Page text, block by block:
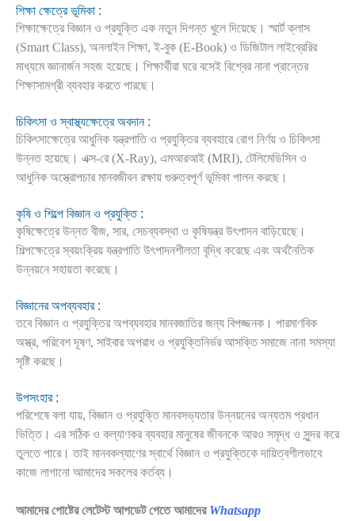
শিক্ষা ক্ষেত্রে ভূমিকা :
শিক্ষাক্ষেত্রে বিজ্ঞান ও প্রযুক্তি এক নতুন দিগন্ত খুলে দিয়েছে। স্মার্ট ক্লাস
(Smart Class), অনলাইন শিক্ষা, ই-বুক (E-Book) ও ডিজিটাল লাইব্রেরির
মাধ্যমে জ্ঞানার্জন সহজ হয়েছে। শিক্ষার্থীরা ঘরে বসেই বিশ্বের নানা প্রান্তের
শিক্ষাসামগ্রী ব্যবহার করতে পারছে।
চিকিৎসা ও স্বাস্থ্যক্ষেত্রে অবদান :
চিকিৎসাক্ষেত্রে আধুনিক যন্ত্রপাতি ও প্রযুক্তির ব্যবহারে রোগ নির্ণয় ও চিকিৎসা
উন্নত হয়েছে। এক্স-রে (X-Ray), এমআরআই (MRI), টেলিমেডিসিন ও
আধুনিক অস্ত্রোপচার মানবজীবন রক্ষায় গুরুত্বপূর্ণ ভূমিকা পালন করছে।
কৃষি ও শিল্পে বিজ্ঞান ও প্রযুক্তি :
কৃষিক্ষেত্রে উন্নত বীজ, সার, সেচব্যবস্থা ও কৃষিযন্ত্র উৎপাদন বাড়িয়েছে।
শিল্পক্ষেত্রে স্বয়ংক্রিয় যন্ত্রপাতি উৎপাদনশীলতা বৃদ্ধি করেছে এবং অর্থনৈতিক
উন্নয়নে সহায়তা করেছে।
বিজ্ঞানের অপব্যবহার :
তবে বিজ্ঞান ও প্রযুক্তির অপব্যবহার মানবজাতির জন্য বিপজ্জনক। পারমাণবিক
অস্ত্র, পরিবেশ দূষণ, সাইবার অপরাধ ও প্রযুক্তিনির্ভর আসক্তি সমাজে নানা সমস্যা
সৃষ্টি করছে।
উপসংহার :
পরিশেষে বলা যায়, বিজ্ঞান ও প্রযুক্তি মানবসভ্যতার উন্নয়নের অন্যতম প্রধান
ভিত্তি। এর সঠিক ও কল্যাণকর ব্যবহার মানুষের জীবনকে আরও সমৃদ্ধ ও সুন্দর করে
তুলতে পারে। তাই মানবকল্যাণের স্বার্থে বিজ্ঞান ও প্রযুক্তিকে দায়িত্বশীলভাবে
কাজে লাগানো আমাদের সকলের কর্তব্য।
আমাদের পোষ্টের লেটেস্ট আপডেট পেতে আমাদের Whatsapp